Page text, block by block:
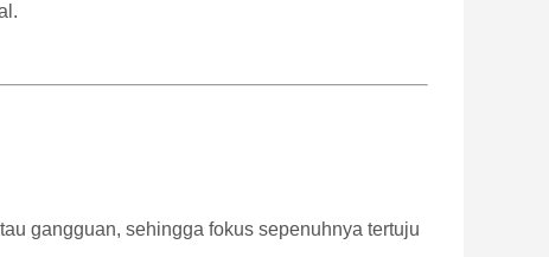
gangguan, sehingga fokus sepenuhnya tertuju